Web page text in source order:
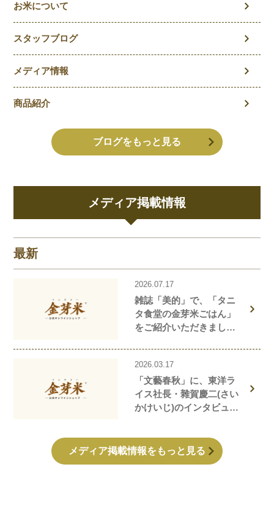
お米について
スタッフブログ
メディア情報
商品紹介
ブログをもっと見る
メディア掲載情報
最新
2026.07.17
雑誌「美的」で、「タニ
タ食堂の金芽米ごはん」
をご紹介いただきまし
2026.03.17
「文藝春秋」に、東洋ラ
イス社長・雜賀慶二(さい
かけいじ)のインタビュー
メディア掲載情報をもっと見る